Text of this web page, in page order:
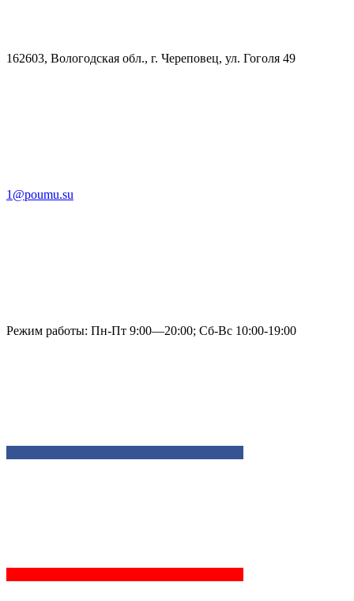
162603, Вологодская обл., г. Череповец, ул. Гоголя 49
1@poumu.su
Режим работы: Пн-Пт 9:00—20:00; Сб-Вс 10:00-19:00